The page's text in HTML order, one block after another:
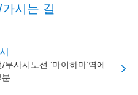
시는 길
무사시노선 ‘마이하마’역에
.